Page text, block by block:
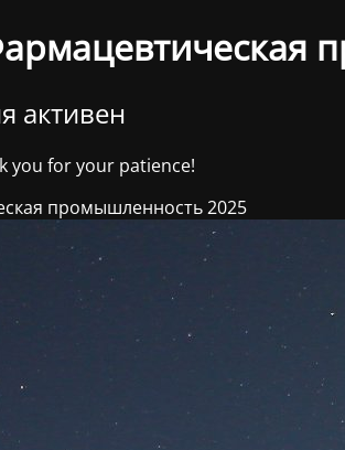
активен
you for your patience!
промышленность 2025